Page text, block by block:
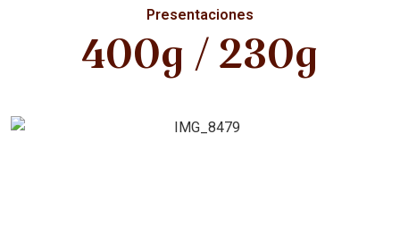
Presentaciones
400g / 230g